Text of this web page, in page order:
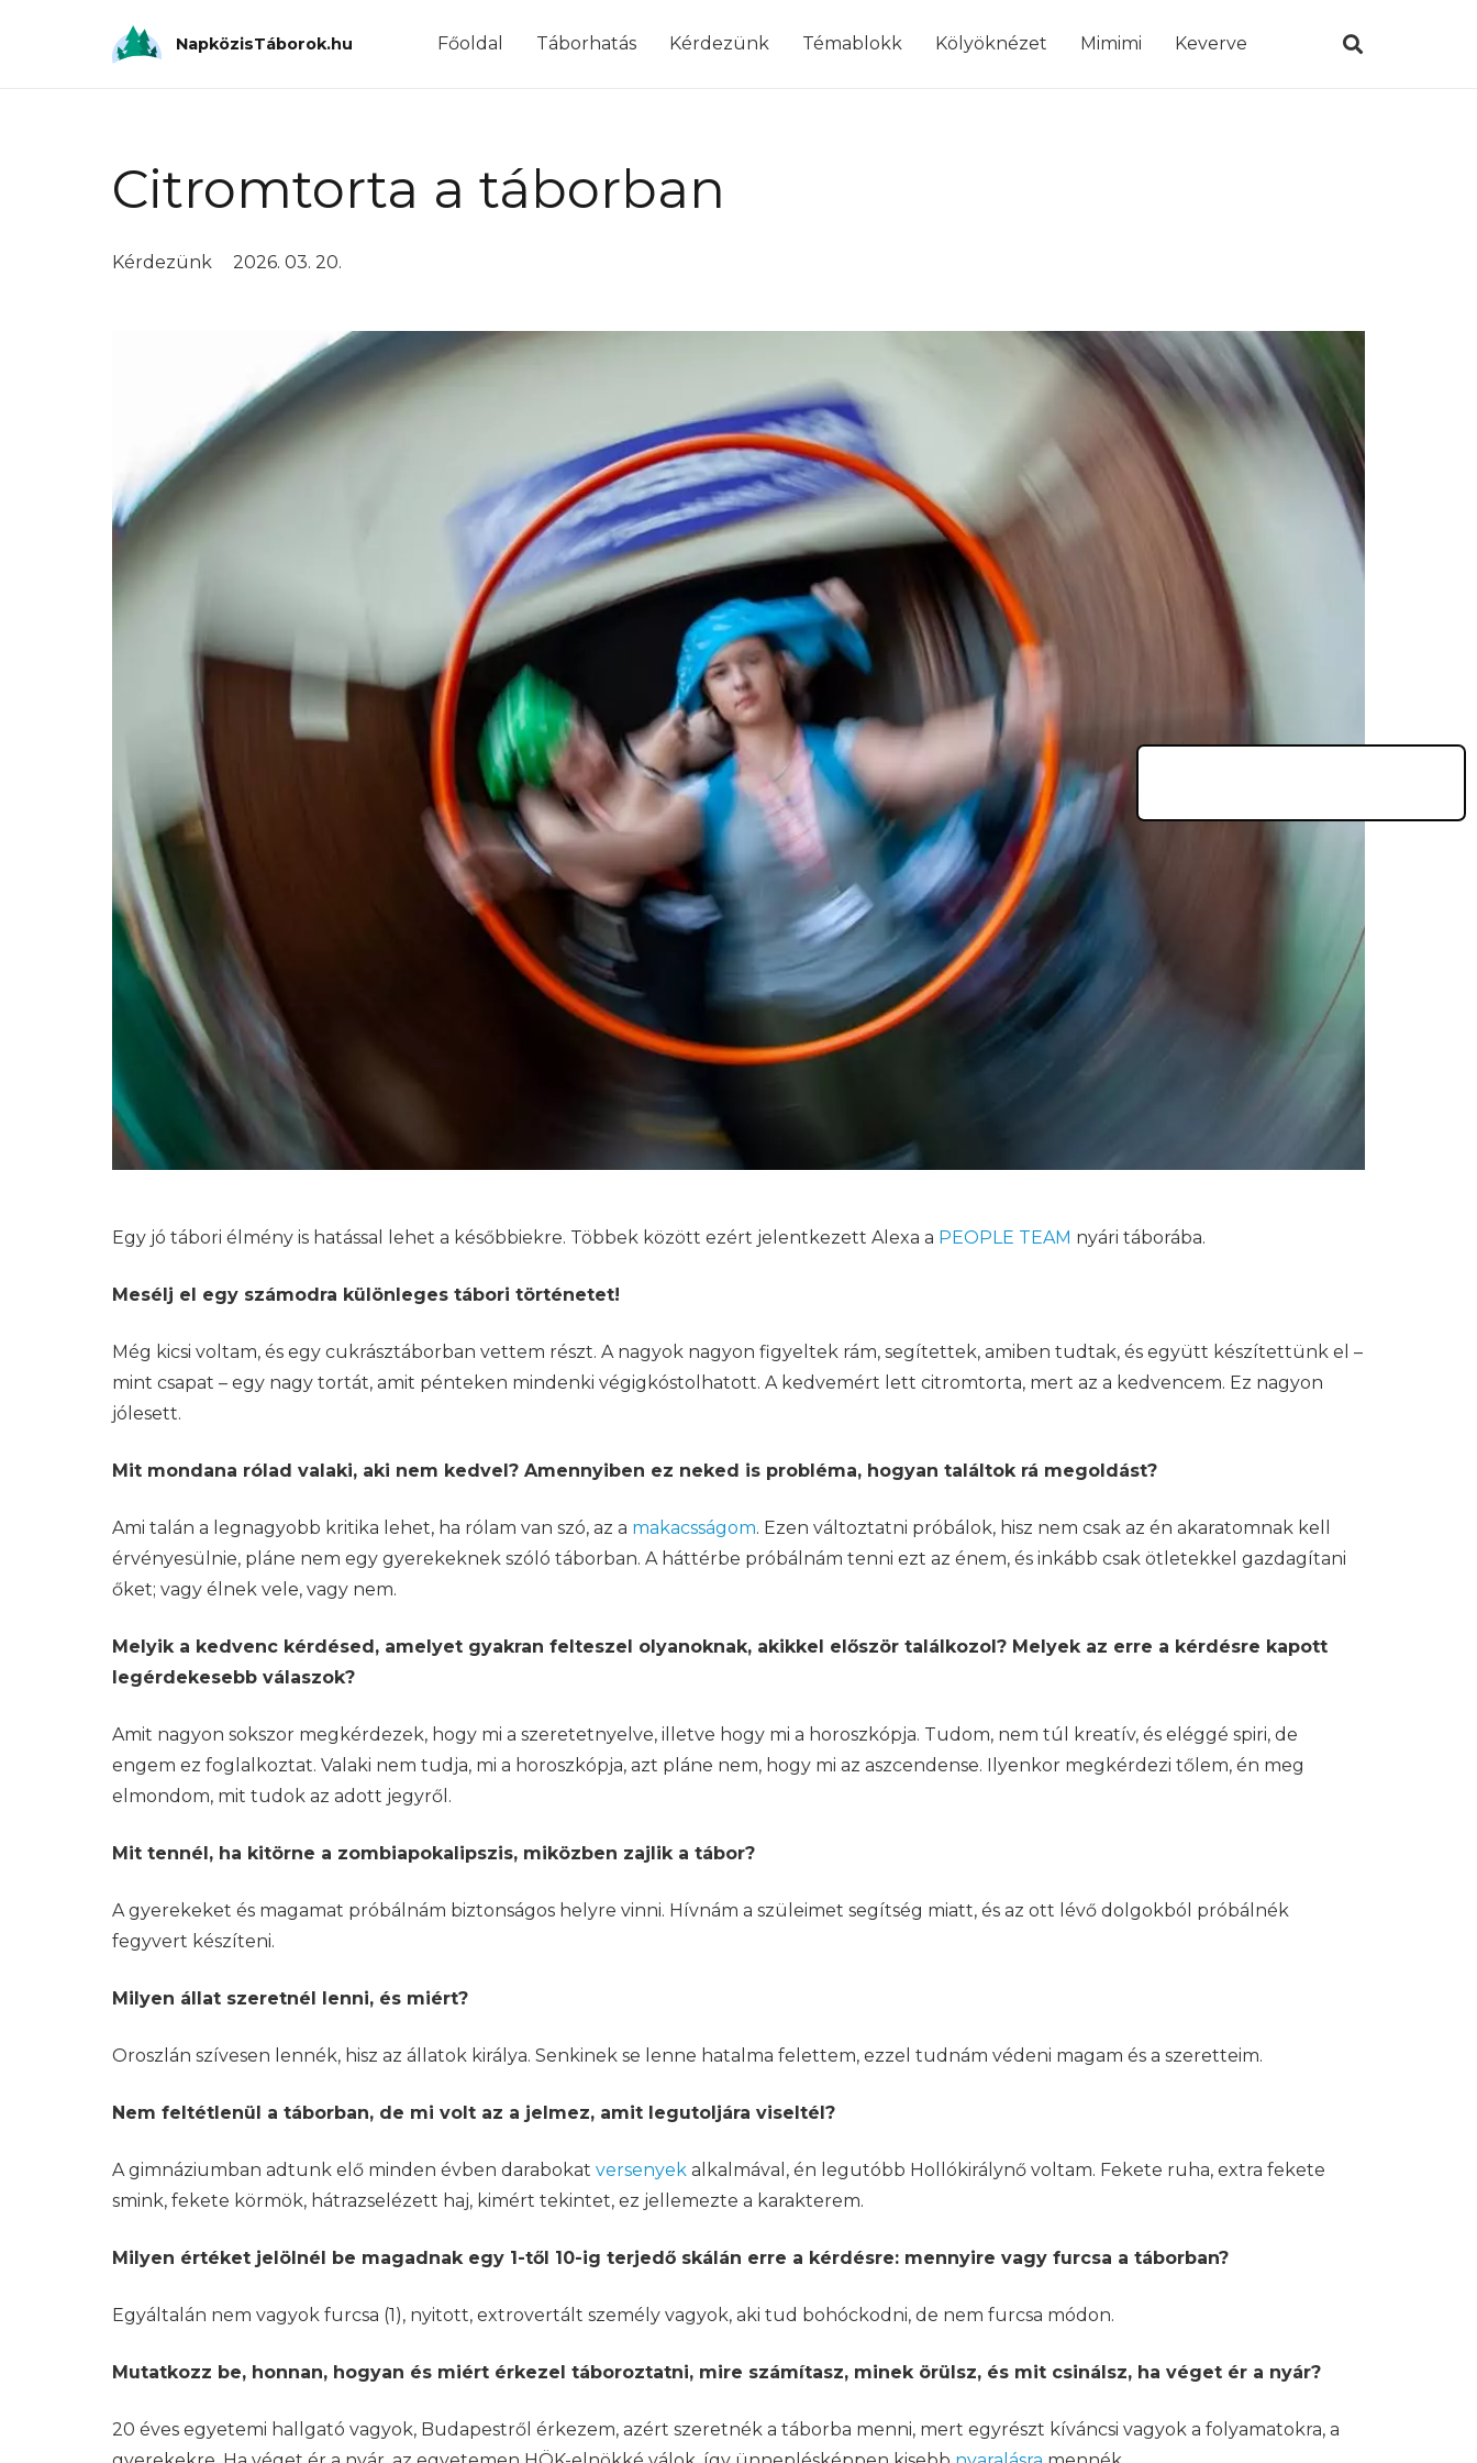
NapközisTáborok.hu Főoldal Táborhatás Kérdezünk Témablokk Kölyöknézet Mimimi Keverve
Citromtorta a táborban
Kérdezünk 2026. 03. 20.
Egy jó tábori élmény is hatással lehet a későbbiekre. Többek között ezért jelentkezett Alexa a PEOPLE TEAM nyári táborába.
Mesélj el egy számodra különleges tábori történetet!
Még kicsi voltam, és egy cukrásztáborban vettem részt. A nagyok nagyon figyeltek rám, segítettek, amiben tudtak, és együtt készítettünk el –
mint csapat – egy nagy tortát, amit pénteken mindenki végigkóstolhatott. A kedvemért lett citromtorta, mert az a kedvencem. Ez nagyon
jólesett.
Mit mondana rólad valaki, aki nem kedvel? Amennyiben ez neked is probléma, hogyan találtok rá megoldást?
Ami talán a legnagyobb kritika lehet, ha rólam van szó, az a makacsságom. Ezen változtatni próbálok, hisz nem csak az én akaratomnak kell
érvényesülnie, pláne nem egy gyerekeknek szóló táborban. A háttérbe próbálnám tenni ezt az énem, és inkább csak ötletekkel gazdagítani
őket; vagy élnek vele, vagy nem.
Melyik a kedvenc kérdésed, amelyet gyakran felteszel olyanoknak, akikkel először találkozol? Melyek az erre a kérdésre kapott
legérdekesebb válaszok?
Amit nagyon sokszor megkérdezek, hogy mi a szeretetnyelve, illetve hogy mi a horoszkópja. Tudom, nem túl kreatív, és eléggé spiri, de
engem ez foglalkoztat. Valaki nem tudja, mi a horoszkópja, azt pláne nem, hogy mi az aszcendense. Ilyenkor megkérdezi tőlem, én meg
elmondom, mit tudok az adott jegyről.
Mit tennél, ha kitörne a zombiapokalipszis, miközben zajlik a tábor?
A gyerekeket és magamat próbálnám biztonságos helyre vinni. Hívnám a szüleimet segítség miatt, és az ott lévő dolgokból próbálnék
fegyvert készíteni.
Milyen állat szeretnél lenni, és miért?
Oroszlán szívesen lennék, hisz az állatok királya. Senkinek se lenne hatalma felettem, ezzel tudnám védeni magam és a szeretteim.
Nem feltétlenül a táborban, de mi volt az a jelmez, amit legutoljára viseltél?
A gimnáziumban adtunk elő minden évben darabokat versenyek alkalmával, én legutóbb Hollókirálynő voltam. Fekete ruha, extra fekete
smink, fekete körmök, hátrazselézett haj, kimért tekintet, ez jellemezte a karakterem.
Milyen értéket jelölnél be magadnak egy 1-től 10-ig terjedő skálán erre a kérdésre: mennyire vagy furcsa a táborban?
Egyáltalán nem vagyok furcsa (1), nyitott, extrovertált személy vagyok, aki tud bohóckodni, de nem furcsa módon.
Mutatkozz be, honnan, hogyan és miért érkezel táboroztatni, mire számítasz, minek örülsz, és mit csinálsz, ha véget ér a nyár?
20 éves egyetemi hallgató vagyok, Budapestről érkezem, azért szeretnék a táborba menni, mert egyrészt kíváncsi vagyok a folyamatokra, a